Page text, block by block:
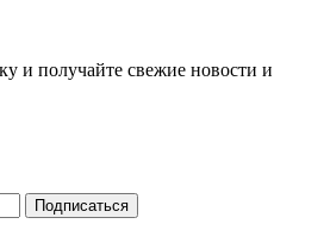
и получайте свежие новости и